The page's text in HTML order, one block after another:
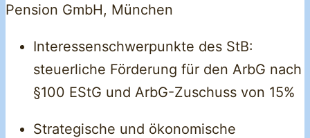
Pension GmbH, München
Interessenschwerpunkte des StB:
steuerliche Förderung für den ArbG nach
§100 EStG und ArbG-Zuschuss von 15%
Strategische und ökonomische